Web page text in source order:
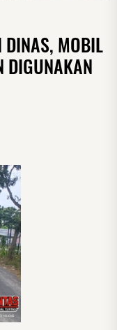
DINAS, MOBIL
DIGUNAKAN